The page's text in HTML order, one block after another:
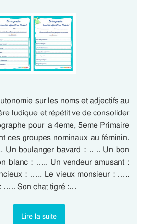
sur les noms et adjectifs au
ludique et répétitive de consolider
pour la 4eme, 5eme Primaire
ces groupes nominaux au féminin.
Un boulanger bavard : ….. Un bon
blanc : ….. Un vendeur amusant :
: ….. Le vieux monsieur : …..
….. Son chat tigré :…
Lire la suite